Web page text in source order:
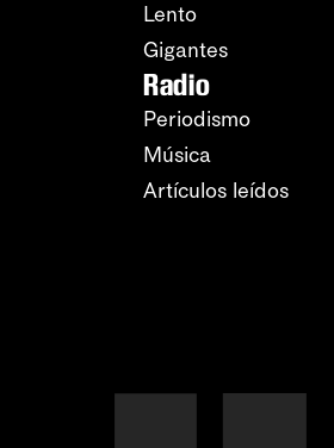
Lento
Gigantes
Radio
Periodismo
Música
Artículos leídos